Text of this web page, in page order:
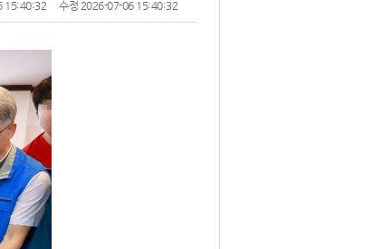
15:40:32 수정 2026-07-06 15:40:32